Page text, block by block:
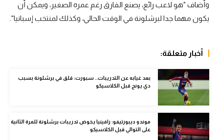
أمريكا
Gamers
ميركاتو
تحقيق في الجول
تقرير في الجول
وأضاف "هو لاعب رائع، يصنع الفارق رغم عمره الصغير، ويمكن أن
يكون مهما جدا لبرشلونة في الوقت الحالي، وكذلك لمنتخب إسبانيا".
أخبار متعلقة:
بعد غيابه عن التدريبات.. سبورت: قلق في برشلونة بسبب
دي يونج قبل الكلاسيكو
موندو ديبورتيفو: رافينيا يخوض تدريبات برشلونة للمرة الثانية
على التوالي قبل الكلاسيكو